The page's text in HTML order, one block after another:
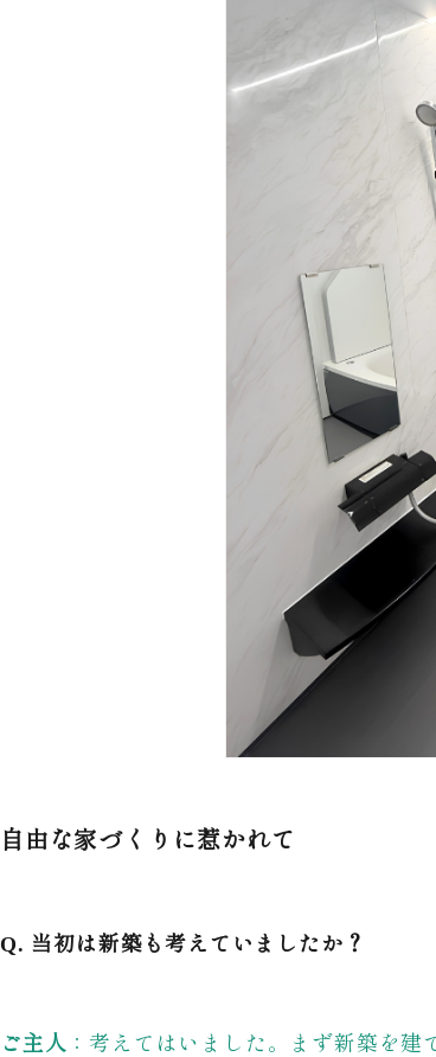
自由な家づくりに惹かれて
Q. 当初は新築も考えていましたか？
ご主人 ：考えてはいました。まず新築を